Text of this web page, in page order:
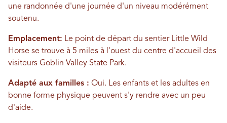
une randonnée d'une journée d'un niveau modérément
soutenu.
Emplacement: Le point de départ du sentier Little Wild
Horse se trouve à 5 miles à l'ouest du centre d'accueil des
visiteurs Goblin Valley State Park.
Adapté aux familles : Oui. Les enfants et les adultes en
bonne forme physique peuvent s'y rendre avec un peu
d'aide.